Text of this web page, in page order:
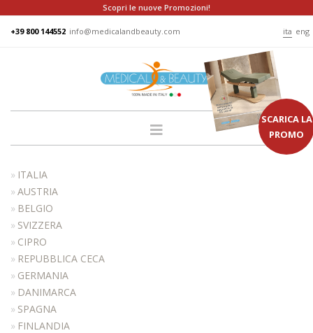
Scopri le nuove Promozioni!
+39 800 144552 info@medicalandbeauty.com ita eng
SCARICA LA
PROMO
AZIENDA
GRUPPO
PRODOTTI
LETTINI
PODO
POLTRONE
MANICURE
ITALIA
AUSTRIA
BELGIO
SVIZZERA
CIPRO
REPUBBLICA CECA
GERMANIA
DANIMARCA
SPAGNA
FINLANDIA